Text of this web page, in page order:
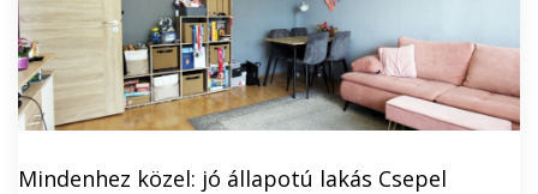
Mindenhez közel: jó állapotú lakás Csepel